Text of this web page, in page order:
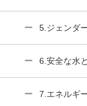
5.ジェンダ
6.安全な水
7.エネルギ